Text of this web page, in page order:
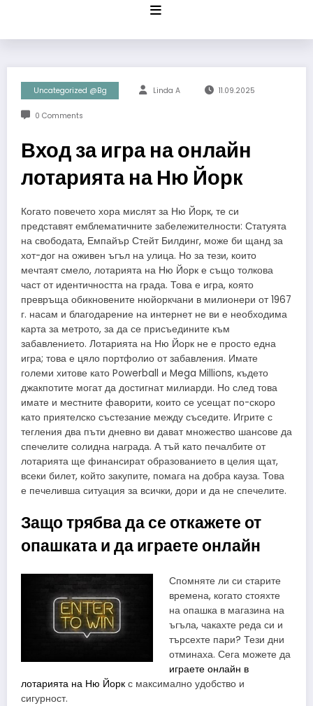
Uncategorized @bg Linda A 11.09.2025
0 Comments
Вход за игра на онлайн
лотарията на Ню Йорк
Когато повечето хора мислят за Ню Йорк, те си
представят емблематичните забележителности: Статуята
на свободата, Емпайър Стейт Билдинг, може би щанд за
хот-дог на оживен ъгъл на улица. Но за тези, които
мечтаят смело, лотарията на Ню Йорк е също толкова
част от идентичността на града. Това е игра, която
превръща обикновените нюйоркчани в милионери от 1967
г. насам и благодарение на интернет не ви е необходима
карта за метрото, за да се присъедините към
забавлението. Лотарията на Ню Йорк не е просто една
игра; това е цяло портфолио от забавления. Имате
големи хитове като Powerball и Mega Millions, където
джакпотите могат да достигнат милиарди. Но след това
имате и местните фаворити, които се усещат по-скоро
като приятелско състезание между съседите. Игрите с
тегления два пъти дневно ви дават множество шансове да
спечелите солидна награда. А тъй като печалбите от
лотарията ще финансират образованието в целия щат,
всеки билет, който закупите, помага на добра кауза. Това
е печеливша ситуация за всички, дори и да не спечелите.
Защо трябва да се откажете от
опашката и да играете онлайн
Спомняте ли си старите
времена, когато стояхте
на опашка в магазина на
ъгъла, чакахте реда си и
търсехте пари? Тези дни
отминаха. Сега можете да
играете онлайн в
лотарията на Ню Йорк с максимално удобство и
сигурност.